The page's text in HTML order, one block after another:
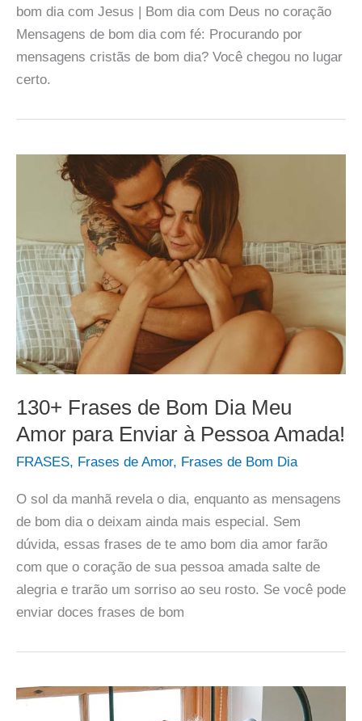
bom dia com Jesus | Bom dia com Deus no coração
Mensagens de bom dia com fé: Procurando por
mensagens cristãs de bom dia? Você chegou no lugar
certo.
130+ Frases de Bom Dia Meu
Amor para Enviar à Pessoa Amada!
FRASES, Frases de Amor, Frases de Bom Dia
O sol da manhã revela o dia, enquanto as mensagens
de bom dia o deixam ainda mais especial. Sem
dúvida, essas frases de te amo bom dia amor farão
com que o coração de sua pessoa amada salte de
alegria e trarão um sorriso ao seu rosto. Se você pode
enviar doces frases de bom